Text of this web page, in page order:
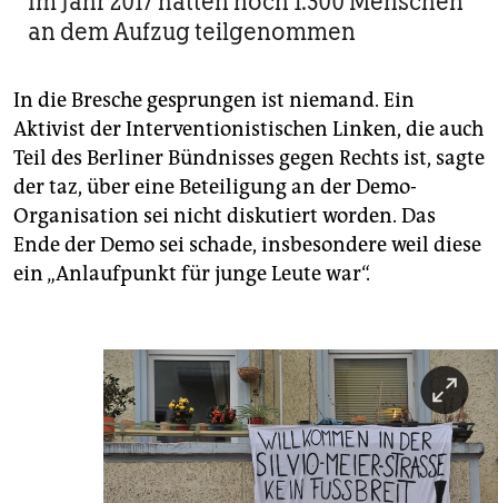
an dem Aufzug teilgenommen
In die Bresche gesprungen ist niemand. Ein
Aktivist der Interventionistischen Linken, die auch
Teil des Berliner Bündnisses gegen Rechts ist, sagte
der taz, über eine Beteiligung an der Demo-
Organisation sei nicht diskutiert worden. Das
Ende der Demo sei schade, insbesondere weil diese
ein „Anlaufpunkt für junge Leute war“.